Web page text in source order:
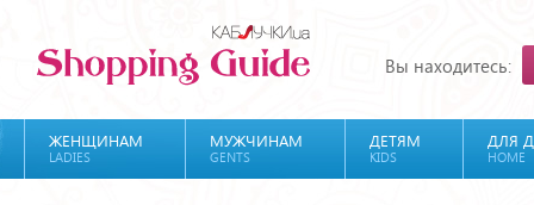
Вы находитесь:
ЖЕНЩИНАМ
LADIES
МУЖЧИНАМ
GENTS
ДЕТЯМ
KIDS
ДЛЯ
HOME